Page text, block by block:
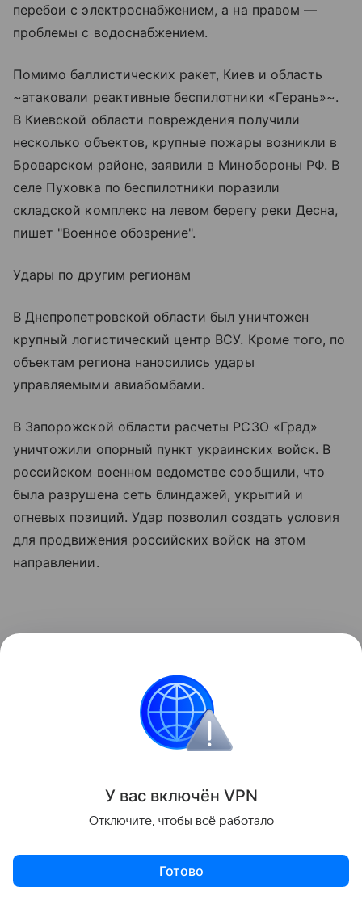
перебои с электроснабжением, а на правом —
проблемы с водоснабжением.
Помимо баллистических ракет, Киев и область
~атаковали реактивные беспилотники «Герань»~.
В Киевской области повреждения получили
несколько объектов, крупные пожары возникли в
Броварском районе, заявили в Минобороны РФ. В
селе Пуховка по беспилотники поразили
складской комплекс на левом берегу реки Десна,
пишет "Военное обозрение".
Удары по другим регионам
В Днепропетровской области был уничтожен
крупный логистический центр ВСУ. Кроме того, по
объектам региона наносились удары
управляемыми авиабомбами.
В Запорожской области расчеты РСЗО «Град»
уничтожили опорный пункт украинских войск. В
российском военном ведомстве сообщили, что
была разрушена сеть блиндажей, укрытий и
огневых позиций. Удар позволил создать условия
для продвижения российских войск на этом
направлении.
У вас включён VPN
Отключите, чтобы всё работало
Готово